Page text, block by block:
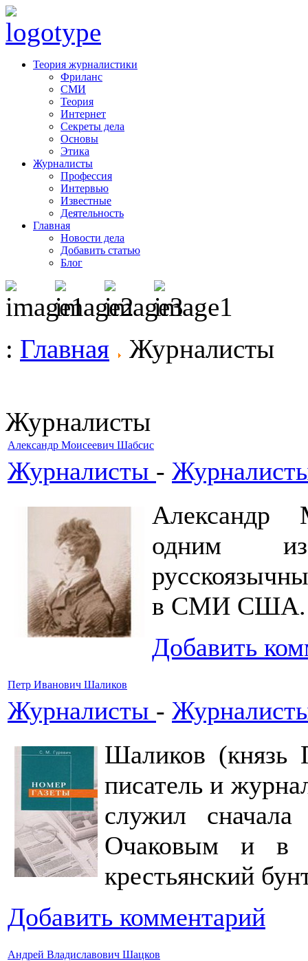
Теория журналистики
Фриланс
СМИ
Теория
Интернет
Секреты дела
Основы
Этика
Журналисты
Профессия
Интервью
Известные
Деятельность
Главная
Новости дела
Добавить статью
Блог
: Главная Журналисты
Журналисты
Александр Моисеевич Шабсис
Журналисты -
Александр
одним из
в СМИ США.
Добавить
Петр Иванович Шаликов
Журналисты -
Шаликов (князь
писатель и
служил
Очаковым и в
крестьянский
Добавить комментарий
Андрей Владиславович Шацков